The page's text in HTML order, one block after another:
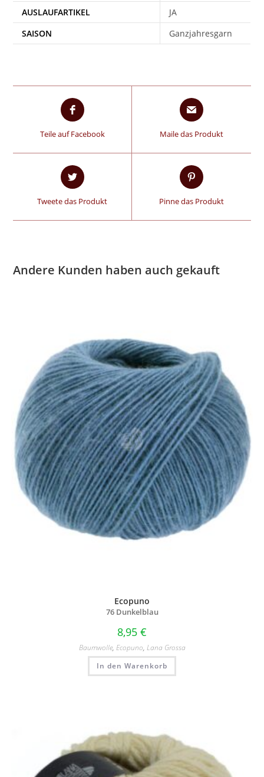
AUSLAUFARTIKEL
JA
SAISON
Ganzjahresgarn
Teile auf Facebook Maile das Produkt
Tweete das Produkt Pinne das Produkt
Andere Kunden haben auch gekauft
Ecopuno
76 Dunkelblau
8,95 €
Baumwolle, Ecopuno, Lana Grossa
In den Warenkorb